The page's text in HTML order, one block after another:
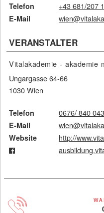
Telefon +43 681/207
E-Mail
VERANSTALTER
Vitalakademie - akademie
Ungargasse 64-66
1030 Wien
Telefon 0676/ 840
E-Mail
Website
http://
Diese Seite verwendet
unserer Dienste. Am